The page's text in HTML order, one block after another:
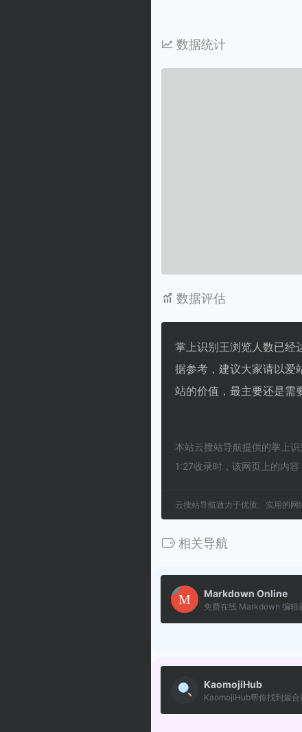
数据统计
数据评估
掌上识别王浏览人数已经
据参考，建议大家请以爱
站的价值，最主要还是需
本站云搜站导航提供的掌上
1:27收录时，该网页上的内
云搜站导航致力于优质、实用的网
相关导航
Markdown Online
免费在线 Markdown 编辑
KaomojiHub
KaomojiHub帮你找到最合